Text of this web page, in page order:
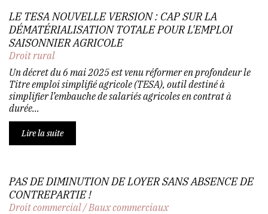
LE TESA NOUVELLE VERSION : CAP SUR LA
DÉMATÉRIALISATION TOTALE POUR L'EMPLOI
SAISONNIER AGRICOLE
Droit rural
Un décret du 6 mai 2025 est venu réformer en profondeur le
Titre emploi simplifié agricole (TESA), outil destiné à
simplifier l’embauche de salariés agricoles en contrat à
durée...
Lire la suite
PAS DE DIMINUTION DE LOYER SANS ABSENCE DE
CONTREPARTIE !
Droit commercial/Baux commerciaux